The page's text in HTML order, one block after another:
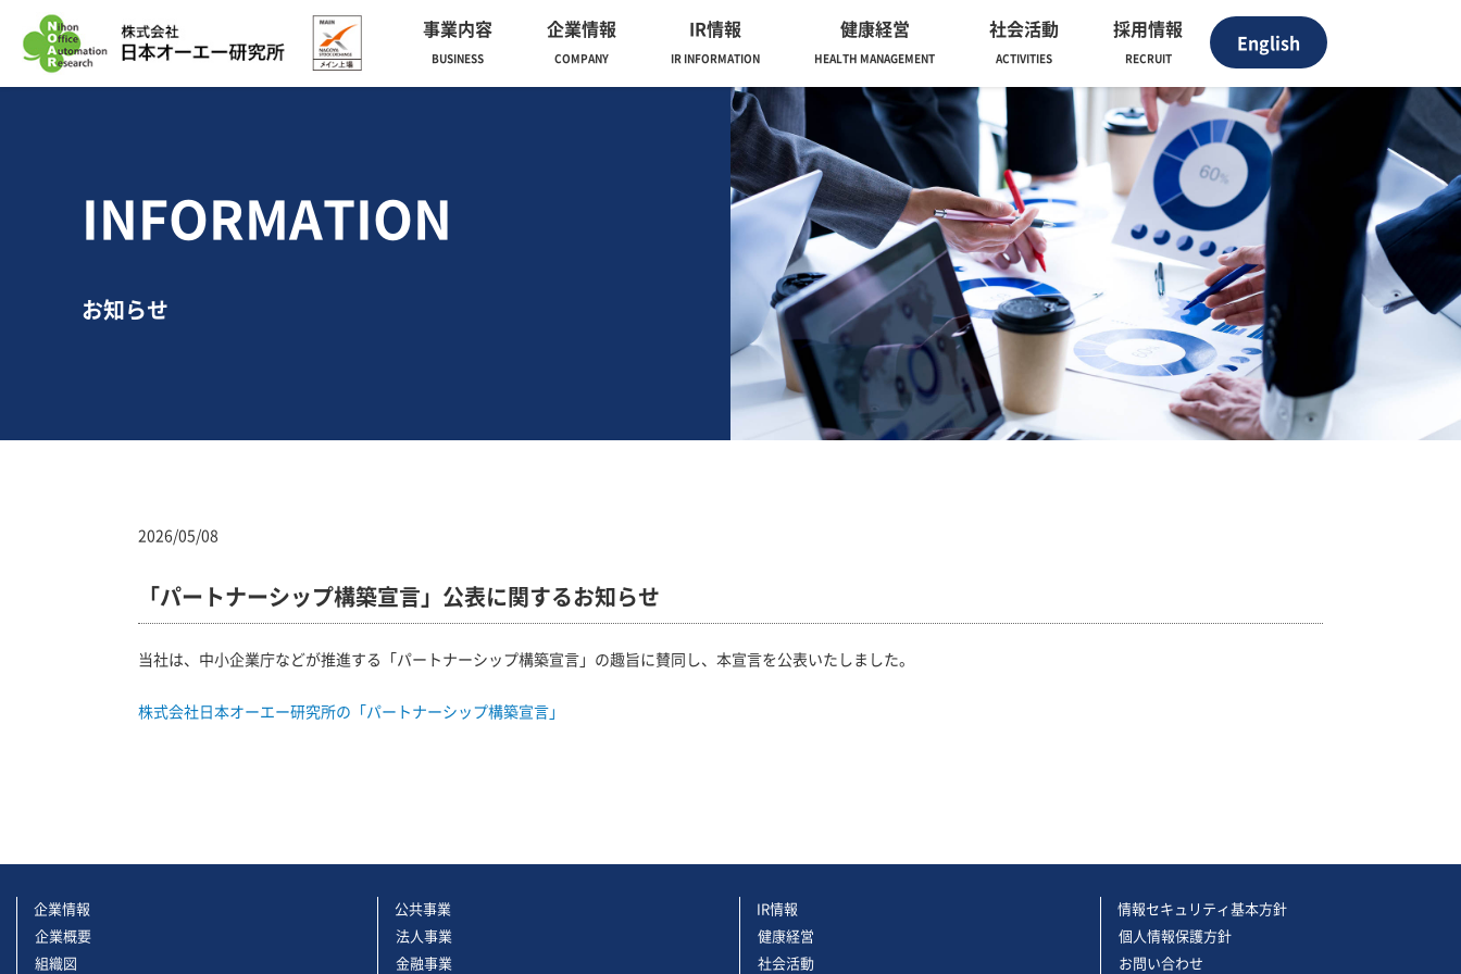
事業内容
BUSINESS
企業情報
COMPANY
IR情報
IR INFORMATION
健康経営
HEALTH MANAGEMENT
社会活動
ACTIVITIES
採用情報
RECRUIT
English
INFORMATION
お知らせ
2026/05/08
「パートナーシップ構築宣言」公表に関するお知らせ
当社は、中小企業庁などが推進する「パートナーシップ構築宣言」の趣旨に賛同し、本宣言を公表いたしました。
株式会社日本オーエー研究所の「パートナーシップ構築宣言」
企業情報
企業概要
組織図
公共事業
法人事業
金融事業
IR情報
健康経営
社会活動
情報セキュリティ基本方針
個人情報保護方針
お問い合わせ